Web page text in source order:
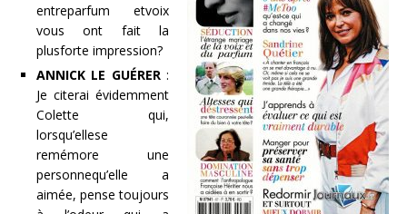
entreparfum etvoix
vous ont fait la
plusforte impression?
ANNICK LE GUÉRER:
Je citerai évidemment
Colette qui,
lorsqu’ellese
remémore une
personnequ’elle a
aimée, pense toujours